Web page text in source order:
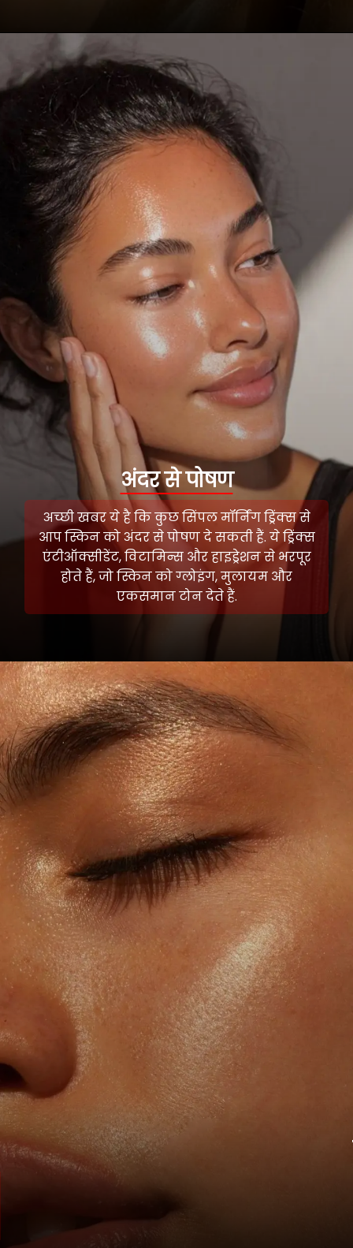
गर्म नींबू पानी
सुबह सबसे पहले गुनगुने पानी में नींबू निचोड़कर
करता है और पोर्स साफ करके नैचुरल ग्लो लाता है.